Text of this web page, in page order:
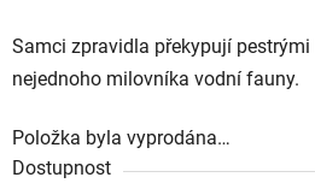
Samci zpravidla překypují
nejednoho milovníka vodní fauny.
Položka byla vyprodána…
Dostupnost